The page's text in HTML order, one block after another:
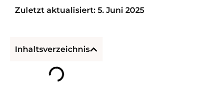
Zuletzt aktualisiert: 5. Juni 2025
Inhaltsverzeichnis